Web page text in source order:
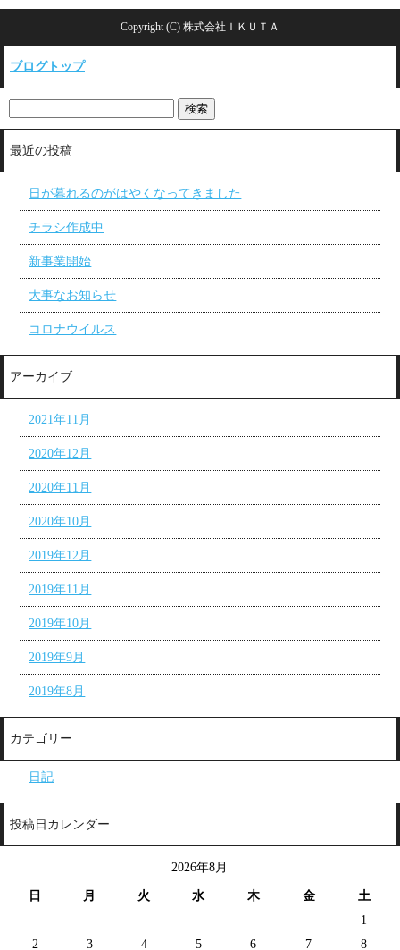
Copyright (C) 株式会社ＩＫＵＴＡ
ブログトップ
最近の投稿
日が暮れるのがはやくなってきました
チラシ作成中
新事業開始
大事なお知らせ
コロナウイルス
アーカイブ
2021年11月
2020年12月
2020年11月
2020年10月
2019年12月
2019年11月
2019年10月
2019年9月
2019年8月
カテゴリー
日記
投稿日カレンダー
2026年8月
日 月 火 水 木 金
土
1
2
3 4 5 6 7 8